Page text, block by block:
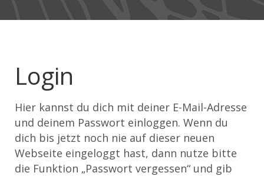
Login
Hier kannst du dich mit deiner E-Mail-Adresse
und deinem Passwort einloggen. Wenn du
dich bis jetzt noch nie auf dieser neuen
Webseite eingeloggt hast, dann nutze bitte
die Funktion „Passwort vergessen“ und gib